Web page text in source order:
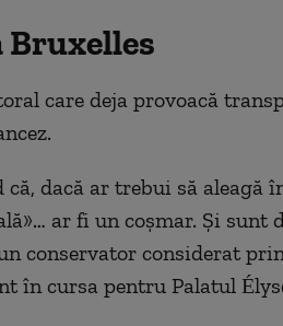
Bruxelles
care deja provoacă
că, dacă ar trebui să aleagă
ar fi un coșmar. Și sunt
conservator considerat
în cursa pentru Palatul